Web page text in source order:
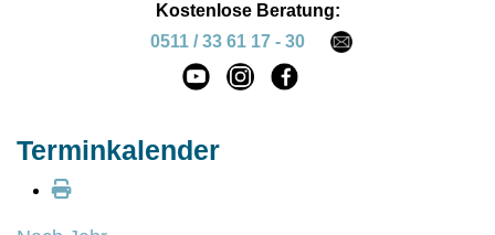
Kostenlose Beratung:
0511 / 33 61 17 - 30
Terminkalender